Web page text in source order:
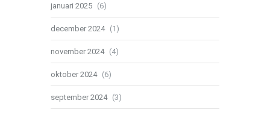
januari 2025 (6)
december 2024 (1)
november 2024 (4)
oktober 2024 (6)
september 2024 (3)